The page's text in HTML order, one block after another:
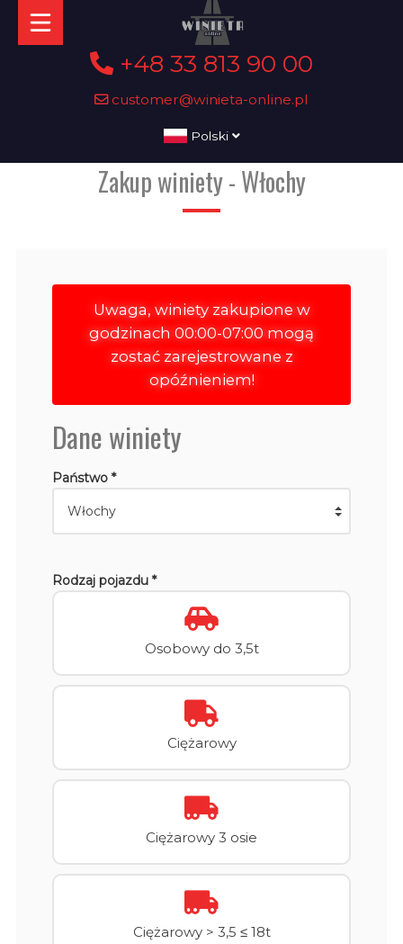
+48 33 813 90 00
customer@winieta-online.pl
Polski
Zakup winiety - Włochy
Uwaga, winiety zakupione w
godzinach 00:00-07:00 mogą
zostać zarejestrowane z
opóźnieniem!
Dane winiety
Państwo *
Rodzaj pojazdu *
Osobowy do 3,5t
Ciężarowy
Ciężarowy 3 osie
Ciężarowy > 3,5 ≤ 18t